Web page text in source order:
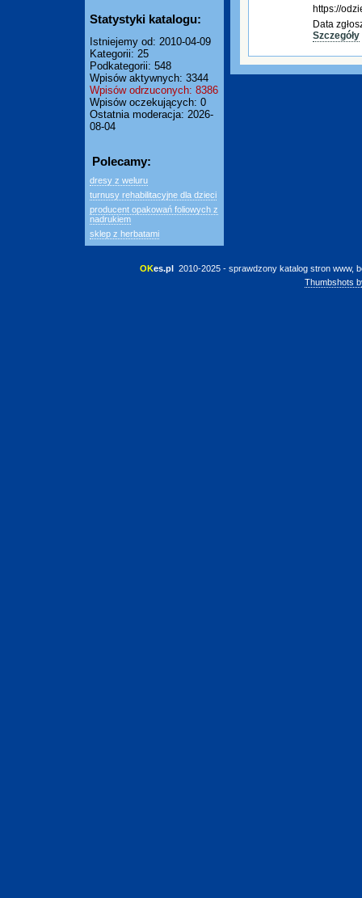
Statystyki katalogu:
Istniejemy od: 2010-04-09
Kategorii: 25
Podkategorii: 548
Wpisów aktywnych: 3344
Wpisów odrzuconych: 8386
Wpisów oczekujących: 0
Ostatnia moderacja: 2026-
08-04
Polecamy:
dresy z weluru
turnusy rehabilitacyjne dla dzieci
producent opakowań foliowych z
nadrukiem
sklep z herbatami
https://
Data
Szczegóły
OKes.pl 2010-2025 - sprawdzony katalog stron www,
Thumbshots